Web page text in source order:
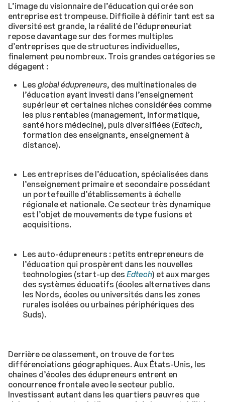
L’image du visionnaire de l’éducation qui crée son
entreprise est trompeuse. Difficile à définir tant est sa
diversité est grande, la réalité de l’édupreneuriat
repose davantage sur des formes multiples
d’entreprises que de structures individuelles,
finalement peu nombreux. Trois grandes catégories se
dégagent :
Les global édupreneurs, des multinationales de
l’éducation ayant investi dans l’enseignement
supérieur et certaines niches considérées comme
les plus rentables (management, informatique,
santé hors médecine), puis diversifiées (Edtech,
formation des enseignants, enseignement à
distance).
Les entreprises de l’éducation, spécialisées dans
l’enseignement primaire et secondaire possédant
un portefeuille d’établissements à échelle
régionale et nationale. Ce secteur très dynamique
est l’objet de mouvements de type fusions et
acquisitions.
Les auto-édupreneurs : petits entrepreneurs de
l’éducation qui prospèrent dans les nouvelles
technologies (start-up des Edtech) et aux marges
des systèmes éducatifs (écoles alternatives dans
les Nords, écoles ou universités dans les zones
rurales isolées ou urbaines périphériques des
Suds).
Derrière ce classement, on trouve de fortes
différenciations géographiques. Aux États-Unis, les
chaines d’écoles des édupreneurs entrent en
concurrence frontale avec le secteur public.
Investissant autant dans les quartiers pauvres que